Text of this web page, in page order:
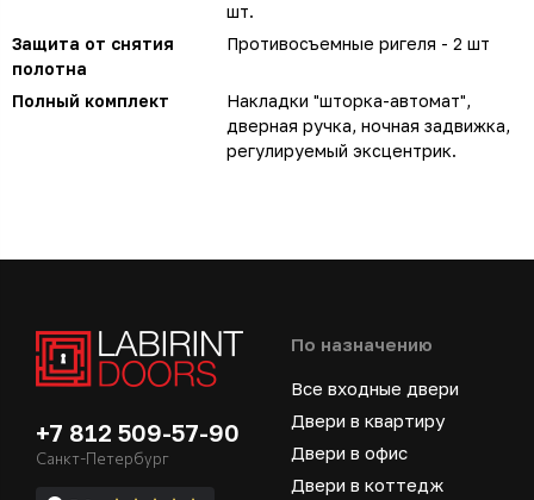
шт.
Защита от снятия
полотна
Противосъемные ригеля - 2 шт
Полный комплект
Накладки "шторка-автомат",
дверная ручка, ночная задвижка,
регулируемый эксцентрик.
+7 812 509-57-90
Санкт-Петербург
По назначению
Все входные двери
Двери в квартиру
Двери в офис
Двери в коттедж